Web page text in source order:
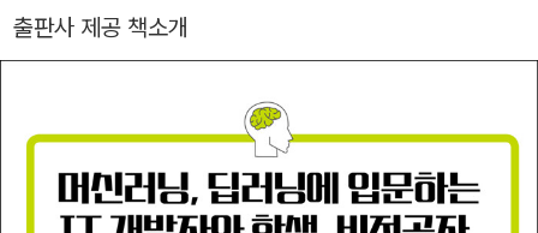
설명하고 학문적으로 도움을 주는 책도 있다. 또한 파이토치나 텐서
플로 같은 인공지능 오픈소스를 기반으로 구현 방법에 집중하는 기술
인공지능과 관련된 이해 관계자들은 주로 알고리즘을 연구하는 석o
박사 연구가, 프로그램 개발자뿐만 아니라, 사업을 언제 어떻게 추진
출판사 제공 책소개